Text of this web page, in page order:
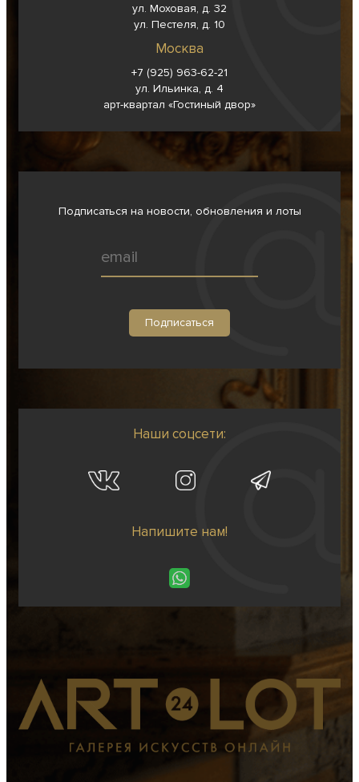
ул. Моховая, д. 32
ул. Пестеля, д. 10
Москва
+7 (925) 963-62-21
ул. Ильинка, д. 4
арт-квартал «Гостиный двор»
Подписаться на новости, обновления и лоты
Наши соцсети:
Напишите нам!